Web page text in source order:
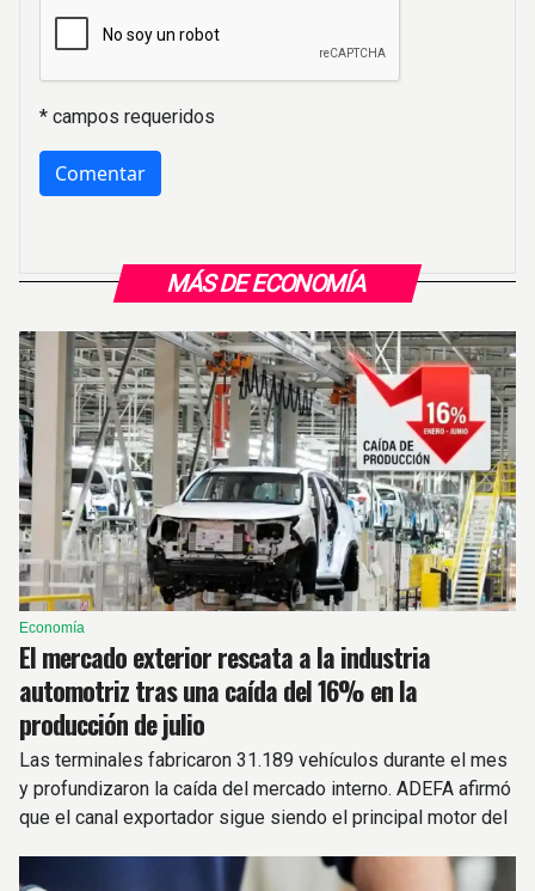
MÁS DE ECONOMÍA
Economía
El mercado exterior rescata a la industria
automotriz tras una caída del 16% en la
producción de julio
Las terminales fabricaron 31.189 vehículos durante el mes
y profundizaron la caída del mercado interno. ADEFA afirmó
que el canal exportador sigue siendo el principal motor del
* campos requeridos